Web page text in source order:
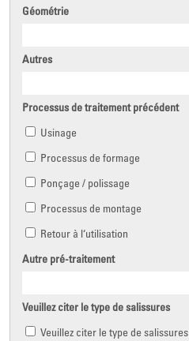
Géométrie
Autres
Processus de traitement précédent
Usinage
Processus de formage
Ponçage / polissage
Processus de montage
Retour à l‘utilisation
Autre pré-traitement
Veuillez citer le type de salissures
Veuillez citer le type de salissures